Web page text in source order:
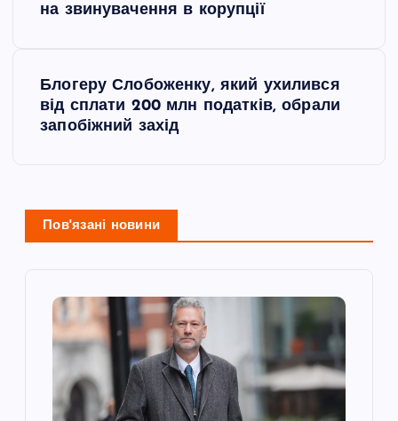
ц
на звинувачення в корупції
Блогеру Слобоженку, який ухилився
від сплати 200 млн податків, обрали
запобіжний захід
Пов'язані новини